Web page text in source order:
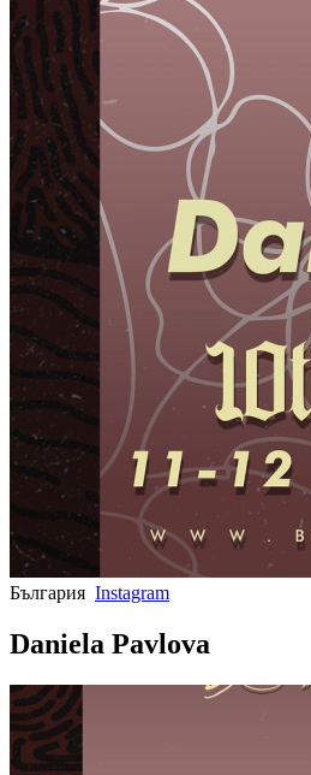
България Instagram
Daniela Pavlova